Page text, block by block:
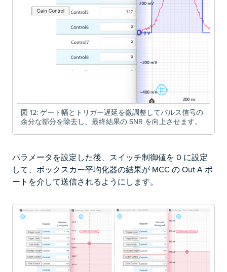
図 12: ゲート幅とトリガー遅延を微調整してパルス信号の
余分な部分を除去し、最終結果の SNR を向上させます。
パラメータを設定した後、スイッチ制御値を 0 に設定
して、ボックスカー平均化器の結果が MCC の Out A ポ
ートを介して送信されるようにします。